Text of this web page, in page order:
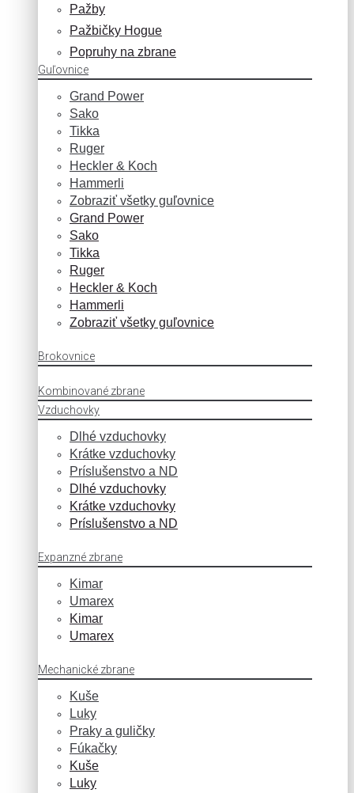
Pažby
Pažbičky Hogue
Popruhy na zbrane
Guľovnice
Grand Power
Sako
Tikka
Ruger
Heckler & Koch
Hammerli
Zobraziť všetky guľovnice
Grand Power
Sako
Tikka
Ruger
Heckler & Koch
Hammerli
Zobraziť všetky guľovnice
Brokovnice
Kombinované zbrane
Vzduchovky
Dlhé vzduchovky
Krátke vzduchovky
Príslušenstvo a ND
Dlhé vzduchovky
Krátke vzduchovky
Príslušenstvo a ND
Expanzné zbrane
Kimar
Umarex
Kimar
Umarex
Mechanické zbrane
Kuše
Luky
Praky a guličky
Fúkačky
Kuše
Luky